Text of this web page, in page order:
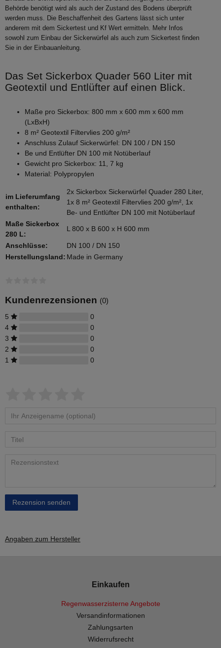
Behörde benötigt wird als auch der Zustand des Bodens überprüft
werden muss. Die Beschaffenheit des Gartens lässt sich unter
anderem mit dem Sickertest und Kf Wert ermitteln. Mehr Infos
sowohl zum Einbau der Sickerwürfel als auch zum Sickertest finden
Sie in der Einbauanleitung.
Das Set Sickerbox Quader 560 Liter mit
Geotextil und Entlüfter auf einen Blick.
Maße pro Sickerbox: 800 mm x 600 mm x 600 mm
(LxBxH)
8 m² Geotextil Filtervlies 200 g/m²
Anschluss Zulauf Sickerwürfel: DN 100 / DN 150
Be und Entlüfter DN 100 mit Notüberlauf
Gewicht pro Sickerbox: 11, 7 kg
Material: Polypropylen
im Lieferumfang
enthalten:
2x Sickerbox Sickerwürfel Quader 280 Liter,
1x 8 m² Geotextil Filtervlies 200 g/m², 1x
Be- und Entlüfter DN 100 mit Notüberlauf
Maße Sickerbox
280 L:
L 800 x B 600 x H 600 mm
Anschlüsse:
DN 100 / DN 150
Herstellungsland: Made in Germany
Kundenrezensionen (0)
5
0
4
0
3
0
2
0
1
0
Rezension senden
Angaben zum Hersteller
Einkaufen
Regenwasserzisterne Angebote
Versandinformationen
Zahlungsarten
Widerrufsrecht